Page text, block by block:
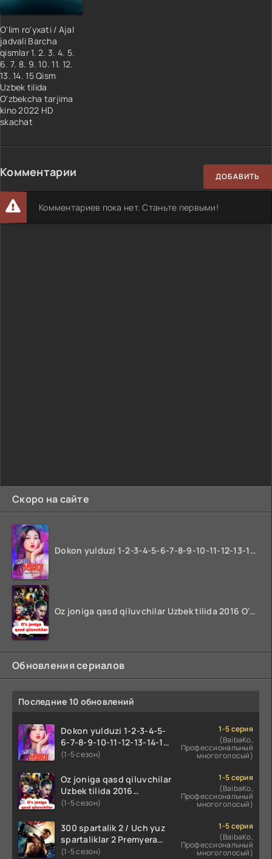
Скоро на сайте
Dokon yulduzi 1-2-3-4-5-6-7-8-9-10-11-12-13-14-15-16-17 Qism Uzbek tilida koreya seryali barcha qismlari o'zbek tilida
Oz joniga qasd qiluvchilar Uzbek tilida 2016 O'zbekcha tarjima kino 720p HD skachat
Обновления сериалов
Последние 10 обновлений
Dokon yulduzi 1-2-3-4-5-
6-7-8-9-10-11-12-13-14-15-
16-17 Qism Uzbek tilida
qismlari o'zbek tilida
(1-5 сезон)
1-5 серия
(BaibaKo,
Профессиональный
многоголосый)
Oz joniga qasd qiluvchilar
Uzbek tilida 2016
O'zbekcha tarjima kino
(1-5 сезон)
1-5 серия
(BaibaKo,
Профессиональный
многоголосый)
300 spartalik 2 / Uch yuz
spartaliklar 2 Premyera
Uzbek tilida 2013
(1-5 сезон)
1-5 серия
(BaibaKo,
Профессиональный
многоголосый)
O'lim ro'yxati / Ajal
jadvali Barcha
qismlar 1. 2. 3. 4. 5.
6. 7. 8. 9. 10. 11. 12.
13. 14. 15 Qism
Uzbek tilida
O'zbekcha tarjima
kino 2022 HD
skachat
Комментарии ДОБАВИТЬ
Комментариев пока нет. Станьте первыми!